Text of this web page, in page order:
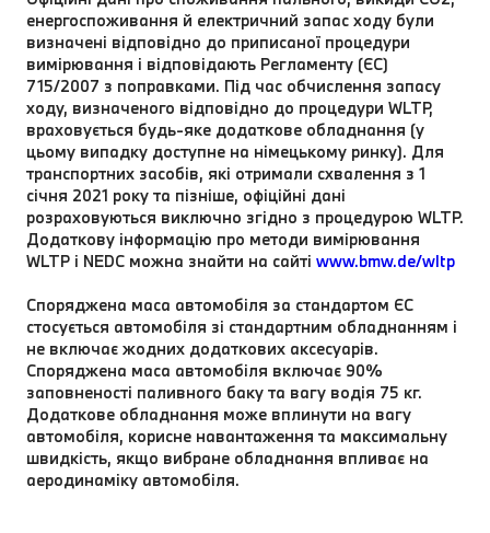
енергоспоживання й електричний запас ходу були
визначені відповідно до приписаної процедури
вимірювання і відповідають Регламенту (ЄС)
715/2007 з поправками. Під час обчислення запасу
ходу, визначеного відповідно до процедури WLTP,
враховується будь-яке додаткове обладнання (у
цьому випадку доступне на німецькому ринку). Для
транспортних засобів, які отримали схвалення з 1
січня 2021 року та пізніше, офіційні дані
розраховуються виключно згідно з процедурою WLTP.
Додаткову інформацію про методи вимірювання
WLTP і NEDC можна знайти на сайті www.bmw.de/wltp
Споряджена маса автомобіля за стандартом ЄC
стосується автомобіля зі стандартним обладнанням і
не включає жодних додаткових аксесуарів.
Споряджена маса автомобіля включає 90%
заповненості паливного баку та вагу водія 75 кг.
Додаткове обладнання може вплинути на вагу
автомобіля, корисне навантаження та максимальну
швидкість, якщо вибране обладнання впливає на
аеродинаміку автомобіля.